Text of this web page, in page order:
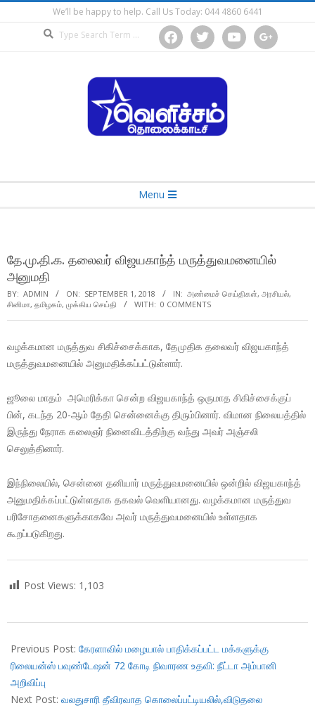
to
We’ll be happy to help. Call Us Today: 044 4860 6441
facebooktwitter youtube google
Menu
தே.மு.தி.க. தலைவர் விஜயகாந்த் மருத்துவமனையில்
அனுமதி
BY: ADMIN ON: SEPTEMBER 1, 2018 IN: அண்மைச் செய்திகள், அரசியல்,
சினிமா, தமிழகம், முக்கிய செய்தி WITH: 0 COMMENTS
வழக்கமான மருத்துவ சிகிச்சைக்காக, தேமுதிக தலைவர் விஜயகாந்த்
மருத்துவமனையில் அனுமதிக்கப்பட்டுள்ளார்.
ஜூலை மாதம் அமெரிக்கா சென்ற விஜயகாந்த் ஒருமாத சிகிச்சைக்குப்
பின், கடந்த 20-ஆம் தேதி சென்னைக்கு திரும்பினார். விமான நிலையத்தில்
இருந்து நேராக கலைஞர் நினைவிடத்திற்கு வந்து அவர் அஞ்சலி
செலுத்தினார்.
இந்நிலையில், சென்னை தனியார் மருத்துவமனையில் ஒன்றில் விஜயகாந்த்
அனுமதிக்கப்பட்டுள்ளதாக தகவல் வெளியானது. வழக்கமான மருத்துவ
பரிசோதனைகளுக்காகவே அவர் மருத்துவமனையில் உள்ளதாக
கூறப்படுகிறது.
Post Views: 1,103
09-
01
Previous Post: கேரளாவில் மழையால் பாதிக்கப்பட்ட மக்களுக்கு
ரிலையன்ஸ் பவுண்டேஷன் 72 கோடி நிவாரண உதவி: நீட்டா அம்பானி
அறிவிப்பு
Next Post: வலதுசாரி தீவிரவாத கொலைப்பட்டியலில்,விடுதலை